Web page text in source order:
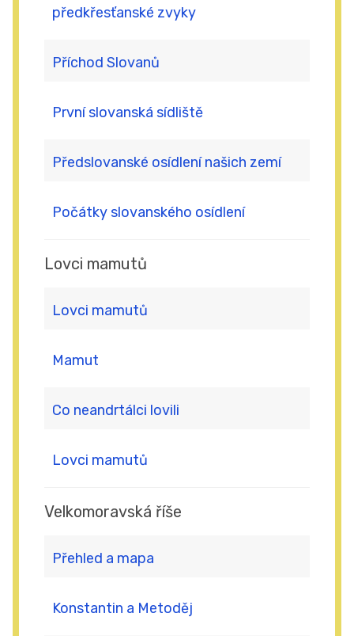
předkřesťanské zvyky
Příchod Slovanů
První slovanská sídliště
Předslovanské osídlení našich zemí
Počátky slovanského osídlení
Lovci mamutů
Lovci mamutů
Mamut
Co neandrtálci lovili
Lovci mamutů
Velkomoravská říše
Přehled a mapa
Konstantin a Metoděj